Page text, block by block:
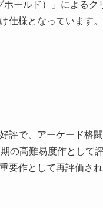
ールド）」によるク
仕様となっています。
評で、アーケード格
の高難易度作として
要作として再評価され